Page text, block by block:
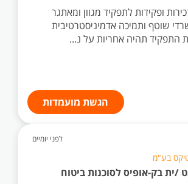
ופקידות לתפקיד מגוון ומאתגר
שוטף ותמיכה אדמיניסטרטיבית
התפקיד תהיה אחריות על נ...
הגשת מועמדות
לפני יומיים
בע"מ
/ית בק-אופיס לסוכנות ביטוח